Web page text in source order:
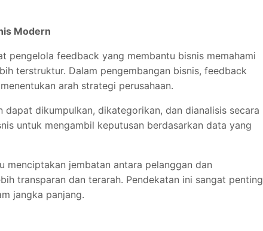
Modern
pengelola feedback yang membantu bisnis memahami
terstruktur. Dalam pengembangan bisnis, feedback
arah strategi perusahaan.
dapat dikumpulkan, dikategorikan, dan dianalisis secara
untuk mengambil keputusan berdasarkan data yang
menciptakan jembatan antara pelanggan dan
transparan dan terarah. Pendekatan ini sangat penting
jangka panjang.